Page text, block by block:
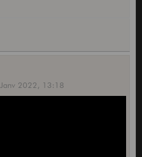
2022, 13:18